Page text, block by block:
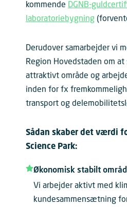
kommende DGNB-
laboratoriebygning
Derudover samarbejder vi
Region Hovedstaden om
attraktivt område og
inden for fx
transport og
Sådan skaber det værdi
Science Park:
Økonomisk stabilt
Vi arbejder aktivt med
kundesammensætning